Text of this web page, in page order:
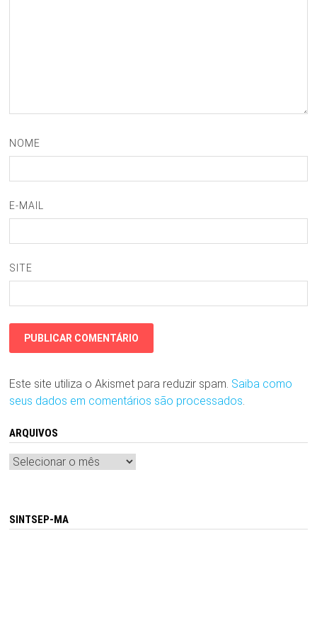
NOME
E-MAIL
SITE
Este site utiliza o Akismet para reduzir spam. Saiba como
seus dados em comentários são processados.
ARQUIVOS
Arquivos
SINTSEP-MA